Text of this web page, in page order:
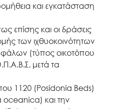
και εγκατάσταση
επίσης και οι δράσεις
των ιχθυοκοινότητων
(τύπος οικοτόπου
μετά τα
1120 (Posidonia Beds)
oceanica) και την